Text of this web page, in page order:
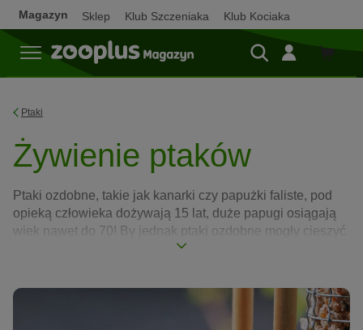
Magazyn Sklep Klub Szczeniaka Klub Kociaka
Sklep
Ptaki
Żywienie ptaków
Ptaki ozdobne, takie jak kanarki czy papużki faliste, pod
opieką człowieka dożywają 15 lat, duże papugi osiągają
wiek nawet do 70! By jednak ptaki ozdobne mogły cieszyć
się długim i zdrowym życiem, konieczne jest optymalnie